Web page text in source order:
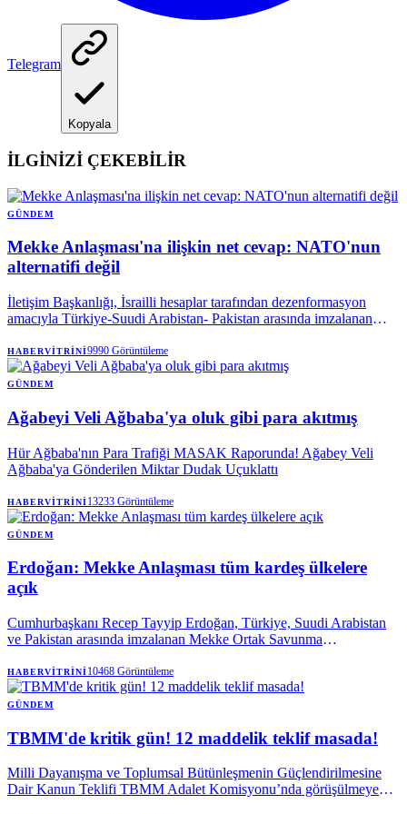
Telegram
Kopyala
İLGİNİZİ ÇEKEBİLİR
GÜNDEM
Mekke Anlaşması'na ilişkin net cevap: NATO'nun
alternatifi değil
İletişim Başkanlığı, İsrailli hesaplar tarafından dezenformasyon
amacıyla Türkiye-Suudi Arabistan- Pakistan arasında imzalanan
Anlaşması'nın NATO'nun 5. maddesi ile çeliştiği iddiaları
reddedilirken, söz konusu ittifakın NATO'ya bir alternatif olmadığı
vurgulandı.
HABERVITRINI9990 Görüntüleme
GÜNDEM
Ağabeyi Veli Ağbaba'ya oluk gibi para akıtmış
Hür Ağbaba'nın Para Trafiği MASAK Raporunda! Ağabey Veli
Ağbaba'ya Gönderilen Miktar Dudak Uçuklattı
HABERVITRINI13233 Görüntüleme
GÜNDEM
Erdoğan: Mekke Anlaşması tüm kardeş ülkelere
açık
Cumhurbaşkanı Recep Tayyip Erdoğan, Türkiye, Suudi Arabistan
ve Pakistan arasında imzalanan Mekke Ortak Savunma
huzur, refah ve istikrarını amaçlayan tüm kardeş ülkelerin katılımına
açık olduğunu açıkladı.
HABERVITRINI10468 Görüntüleme
GÜNDEM
TBMM'de kritik gün! 12 maddelik teklif masada!
Milli Dayanışma ve Toplumsal Bütünleşmenin Güçlendirilmesine
Dair Kanun Teklifi TBMM Adalet Komisyonu’nda görüşülmeye